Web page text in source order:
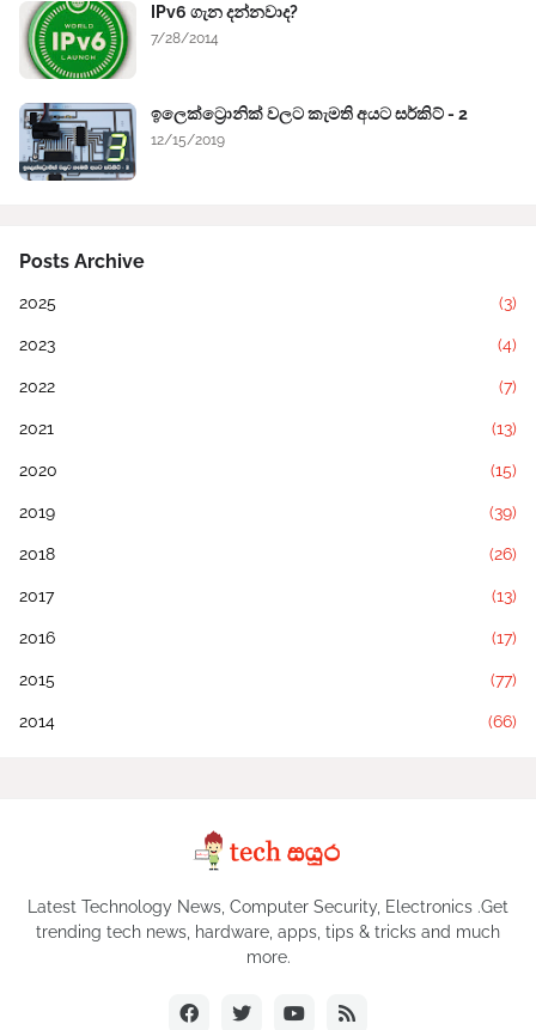
IPv6 ගැන දන්නවාද?
7/28/2014
ඉලෙක්ට්‍රොනික් වලට කැමති අයට සර්කිට් - 2
12/15/2019
Posts Archive
2025 (3)
2023 (4)
2022 (7)
2021 (13)
2020 (15)
2019 (39)
2018 (26)
2017 (13)
2016 (17)
2015 (77)
2014 (66)
Latest Technology News, Computer Security, Electronics .Get
trending tech news, hardware, apps, tips & tricks and much
more.